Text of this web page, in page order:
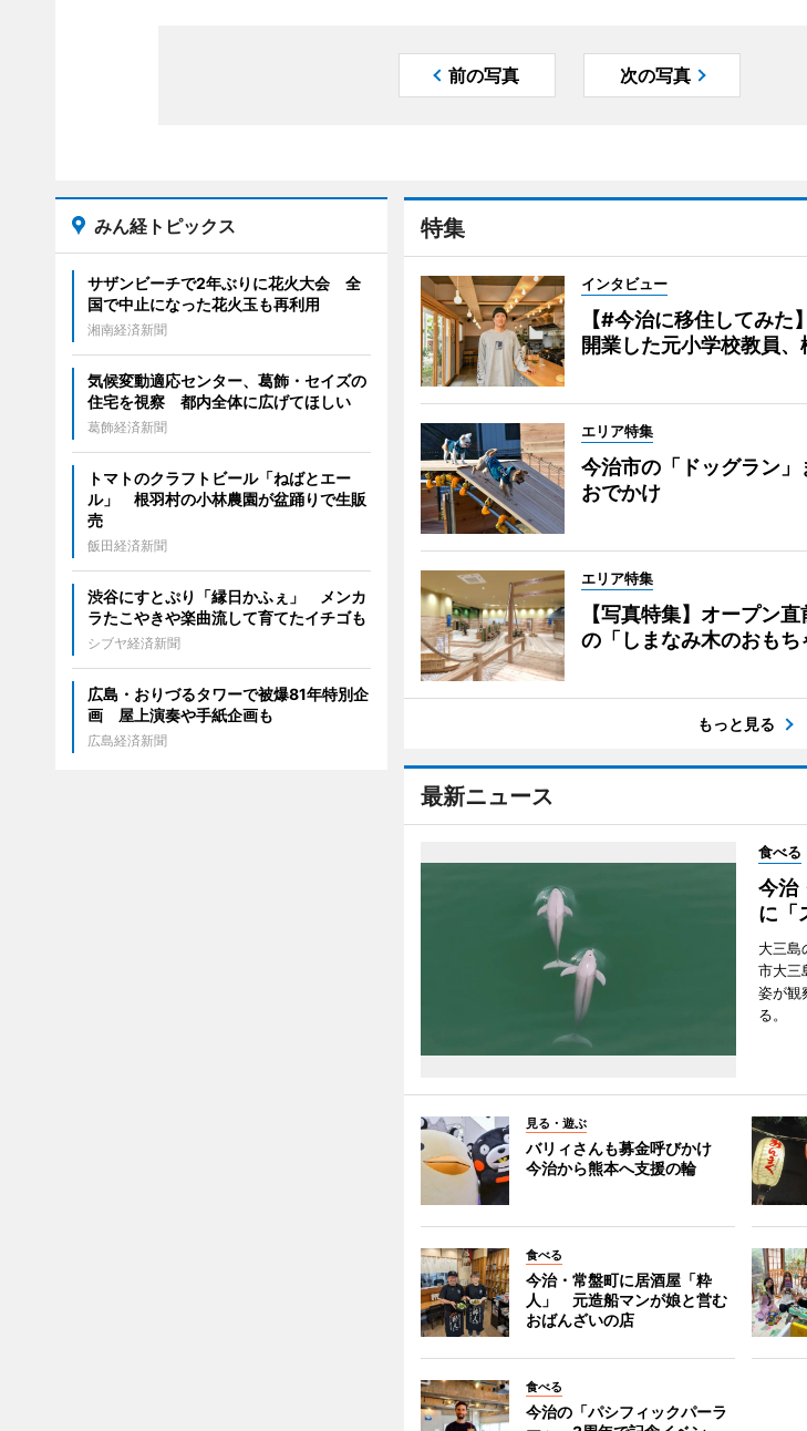
前の写真 次の写真
特集
インタビュー
【#今治に移住してみた
開業した元小学校教員
エリア特集
今治市の「ドッグラン
おでかけ
エリア特集
【写真特集】オープン
の「しまなみ木のおもち
もっと見る
最新ニュース
食べる
今治
に「
大三島
市大三
姿が観
る。
見る・遊ぶ
バリィさんも募金呼びかけ
今治から熊本へ支援の輪
食べる
今治・常盤町に居酒屋「粋
人」 元造船マンが娘と営む
おばんざいの店
食べる
今治の「パシフィックパーラ
みん経トピックス
サザンビーチで2年ぶりに花火大会 全
国で中止になった花火玉も再利用
湘南経済新聞
気候変動適応センター、葛飾・セイズの
住宅を視察 都内全体に広げてほしい
葛飾経済新聞
トマトのクラフトビール「ねばとエー
ル」 根羽村の小林農園が盆踊りで生販
売
飯田経済新聞
渋谷にすとぷり「縁日かふぇ」 メンカ
ラたこやきや楽曲流して育てたイチゴも
シブヤ経済新聞
広島・おりづるタワーで被爆81年特別企
画 屋上演奏や手紙企画も
広島経済新聞